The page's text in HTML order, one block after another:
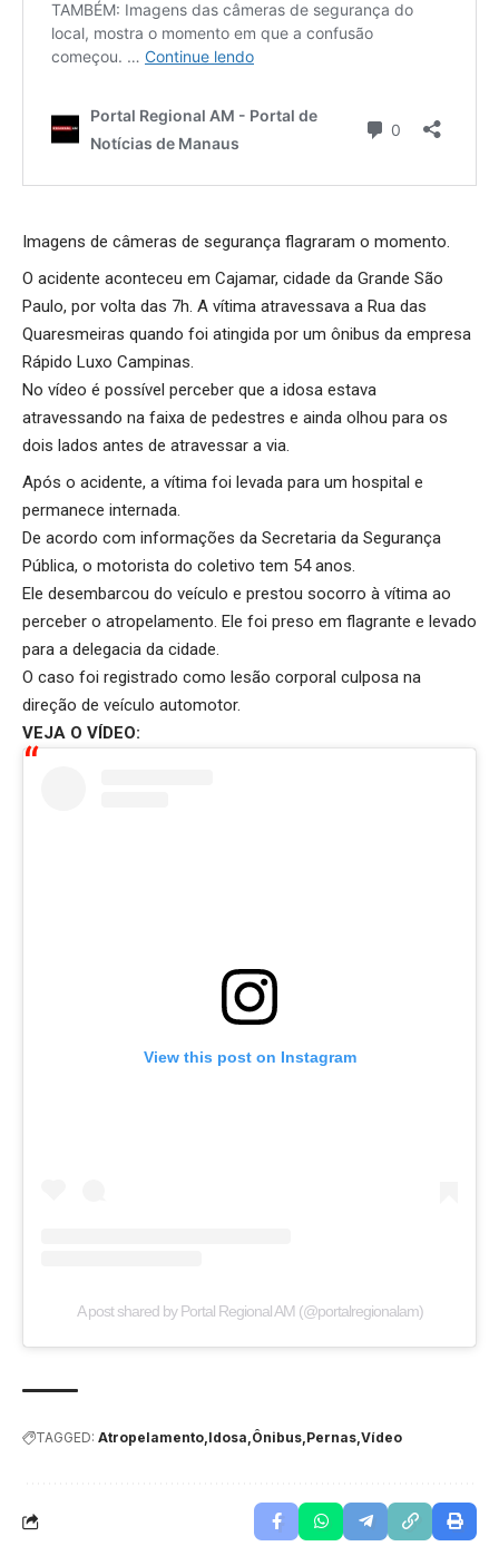
Imagens de câmeras de segurança flagraram o momento.
O acidente aconteceu em Cajamar, cidade da Grande São
Paulo, por volta das 7h. A vítima atravessava a Rua das
Quaresmeiras quando foi atingida por um ônibus da empresa
Rápido Luxo Campinas.
No vídeo é possível perceber que a idosa estava
atravessando na faixa de pedestres e ainda olhou para os
dois lados antes de atravessar a via.
Após o acidente, a vítima foi levada para um hospital e
permanece internada.
De acordo com informações da Secretaria da Segurança
Pública, o motorista do coletivo tem 54 anos.
Ele desembarcou do veículo e prestou socorro à vítima ao
perceber o atropelamento. Ele foi preso em flagrante e levado
para a delegacia da cidade.
O caso foi registrado como lesão corporal culposa na
direção de veículo automotor.
VEJA O VÍDEO:
View this post on Instagram
A post shared by Portal Regional AM (@portalregionalam)
TAGGED: Atropelamento Idosa Ônibus Pernas Vídeo